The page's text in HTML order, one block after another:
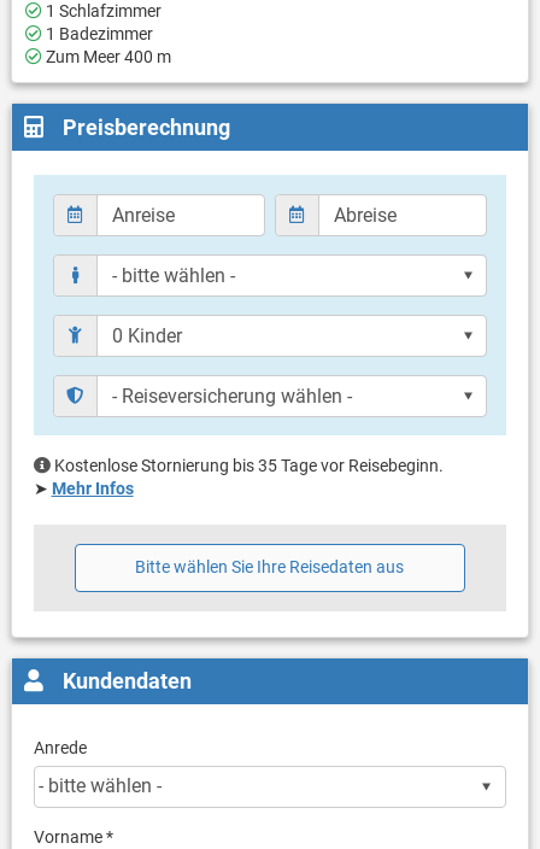
1 Schlafzimmer
1 Badezimmer
Zum Meer 400 m
Preisberechnung
Kostenlose Stornierung bis 35 Tage vor Reisebeginn.
➤ Mehr Infos
Bitte wählen Sie Ihre Reisedaten aus
Kundendaten
Anrede
Vorname *